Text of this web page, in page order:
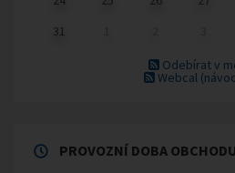
31
Odebírat v
Webcal
PROVOZNÍ DOBA OBCHODU